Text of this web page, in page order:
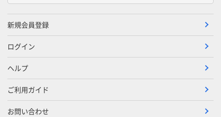
新規会員登録
ログイン
ヘルプ
ご利用ガイド
お問い合わせ